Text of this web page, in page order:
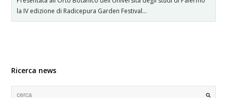
la IV edizione di Radicepura Garden Festival…
Ricerca news